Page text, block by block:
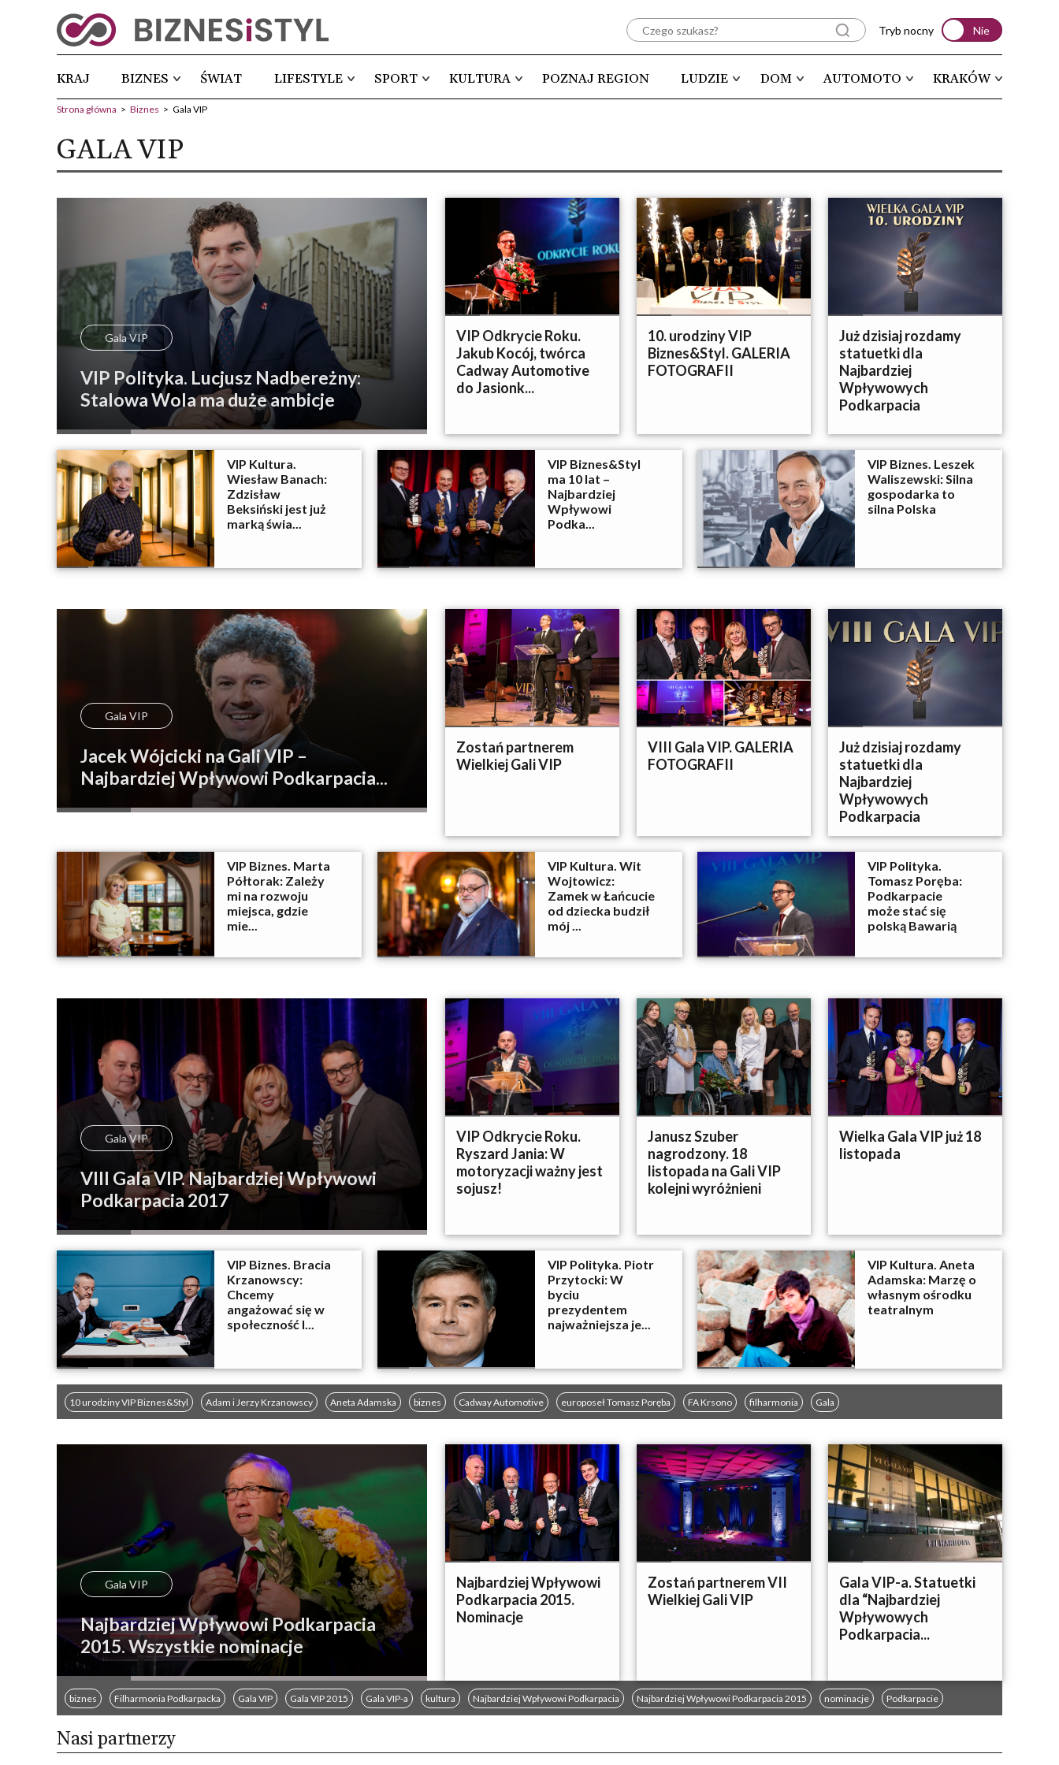
Tryb nocny Nie
KRAJ BIZNES ŚWIAT LIFESTYLE SPORT KULTURA POZNAJ REGION LUDZIE DOM AUTOMOTO KRAKÓW
Strona główna > Biznes > Gala VIP
GALA VIP
Gala VIP
VIP Polityka. Lucjusz Nadbereżny:
Stalowa Wola ma duże ambicje
VIP Odkrycie Roku.
Jakub Kocój, twórca
Cadway Automotive
do Jasionk...
10. urodziny VIP
Biznes&Styl. GALERIA
FOTOGRAFII
Już dzisiaj rozdamy
statuetki dla
Najbardziej
Wpływowych
Podkarpacia
VIP Kultura.
Wiesław Banach:
Zdzisław
Beksiński jest już
marką świa...
VIP Biznes&Styl
ma 10 lat –
Najbardziej
Wpływowi
Podka...
VIP Biznes. Leszek
Waliszewski: Silna
gospodarka to
silna Polska
Gala VIP
Jacek Wójcicki na Gali VIP –
Najbardziej Wpływowi Podkarpacia...
Zostań partnerem
Wielkiej Gali VIP
VIII Gala VIP. GALERIA
FOTOGRAFII
Już dzisiaj rozdamy
statuetki dla
Najbardziej
Wpływowych
Podkarpacia
VIP Biznes. Marta
Półtorak: Zależy
mi na rozwoju
miejsca, gdzie
mie...
VIP Kultura. Wit
Wojtowicz:
Zamek w Łańcucie
od dziecka budził
mój ...
VIP Polityka.
Tomasz Poręba:
Podkarpacie
może stać się
polską Bawarią
Gala VIP
VIII Gala VIP. Najbardziej Wpływowi
Podkarpacia 2017
VIP Odkrycie Roku.
Ryszard Jania: W
motoryzacji ważny jest
sojusz!
Janusz Szuber
nagrodzony. 18
listopada na Gali VIP
kolejni wyróżnieni
Wielka Gala VIP już 18
listopada
VIP Biznes. Bracia
Krzanowscy:
Chcemy
angażować się w
społeczność l...
VIP Polityka. Piotr
Przytocki: W
byciu
prezydentem
najważniejsza je...
VIP Kultura. Aneta
Adamska: Marzę o
własnym ośrodku
teatralnym
10 urodziny VIP Biznes&Styl Adam i Jerzy Krzanowscy Aneta Adamska biznes Cadway Automotive europoseł Tomasz Poręba FA Krsono filharmonia Gala
Gala VIP
Najbardziej Wpływowi Podkarpacia
2015. Wszystkie nominacje
Najbardziej Wpływowi
Podkarpacia 2015.
Nominacje
Zostań partnerem VII
Wielkiej Gali VIP
Gala VIP-a. Statuetki
dla “Najbardziej
Wpływowych
Podkarpacia...
biznes Filharmonia Podkarpacka Gala VIP Gala VIP 2015 Gala VIP-a kultura Najbardziej Wpływowi Podkarpacia Najbardziej Wpływowi Podkarpacia 2015 nominacje Podkarpacie
Nasi partnerzy